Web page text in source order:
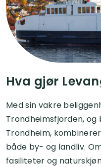
Hva gjør
Med sin vakre
Trondheimsfjorden,
Trondheim,
både by- og landliv.
fasiliteter og